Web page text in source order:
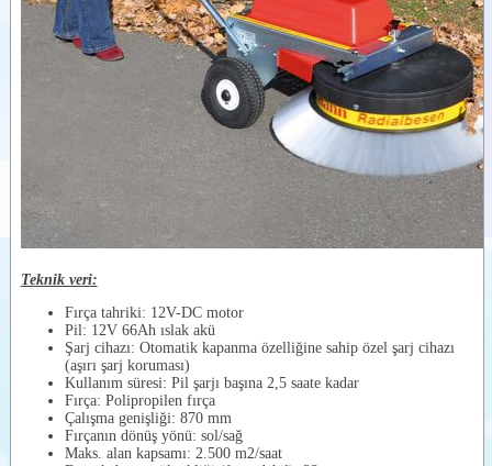
Teknik veri:
Fırça tahriki: 12V-DC motor
Pil: 12V 66Ah ıslak akü
Şarj cihazı: Otomatik kapanma özelliğine sahip özel şarj cihazı
(aşırı şarj koruması)
Kullanım süresi: Pil şarjı başına 2,5 saate kadar
Fırça: Polipropilen fırça
Çalışma genişliği: 870 mm
Fırçanın dönüş yönü: sol/sağ
Maks. alan kapsamı: 2.500 m2/saat